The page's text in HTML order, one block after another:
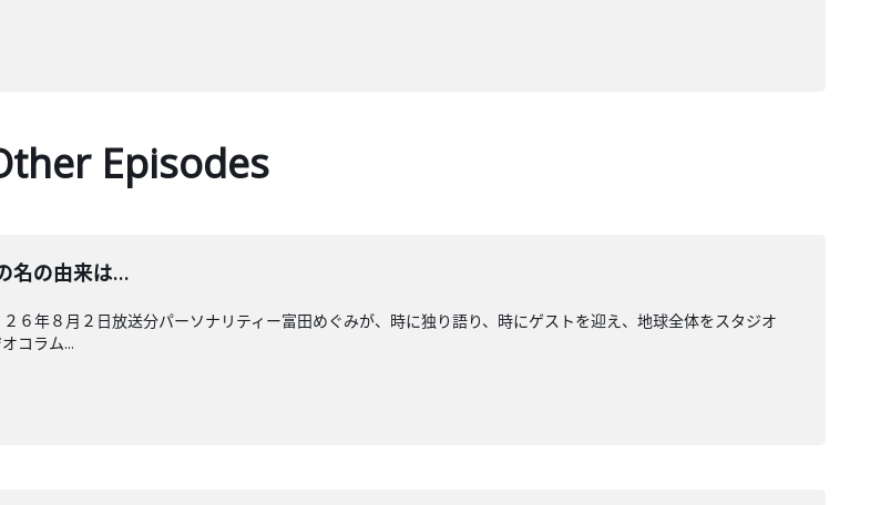
Episodes
名の由来は…
年８月２日放送分パーソナリティー富田めぐみが、時に独り語り、時にゲストを迎え、地球全体をスタジオ
コラム...